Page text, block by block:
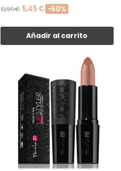
10,90 € 5,45 € -50%
Añadir al carrito